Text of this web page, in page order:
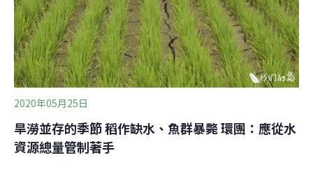
新低點；一些重要的水庫如石門水庫、翡翠水庫，10月上
旬的蓄水率皆不到50%，而曾文水庫的蓄水率更是不到
35%。而值得注意的是，這些工業、農業與民生用水仰賴
的水庫，都已經或多或少面對的泥砂淤積的問題，因此，
即使汛期的降雨、台灣皆在平均值之內，在未來的十年之
內，台灣也幾乎每年都需要面對缺
2020年05月25日
旱澇並存的季節 稻作缺水、魚群暴斃 環團：應從水
資源總量管制著手